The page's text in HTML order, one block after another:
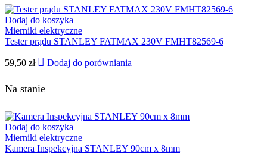
Dodaj do koszyka
Mierniki elektryczne
Tester prądu STANLEY FATMAX 230V FMHT82569-6
59,50 zł Dodaj do porówniania
Na stanie
Dodaj do koszyka
Mierniki elektryczne
Kamera Inspekcyjna STANLEY 90cm x 8mm